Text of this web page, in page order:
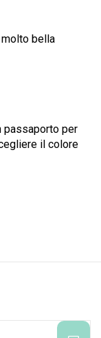
bella
passaporto per
il colore